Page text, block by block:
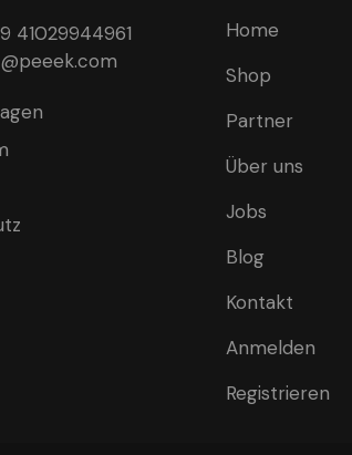
41029944961
Home
Shop
Partner
Über uns
Jobs
Blog
Kontakt
Anmelden
Registrieren